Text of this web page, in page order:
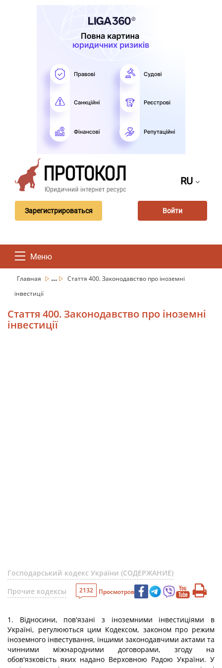
RU
Зарегистрироваться Войти
Меню
Главная ...
Стаття 400. Законодавство про іноземні
інвестиції
Стаття 400. Законодавство про іноземні
інвестиції
Господарський кодекс України (СОДЕРЖАНИЕ)
Прочие кодексы
2132 Просмотров
1. Відносини, пов'язані з іноземними інвестиціями в
Україні, регулюються цим Кодексом, законом про режим
іноземного інвестування, іншими законодавчими актами та
чинними міжнародними договорами, згоду на
обов'язковість яких надано Верховною Радою України. У